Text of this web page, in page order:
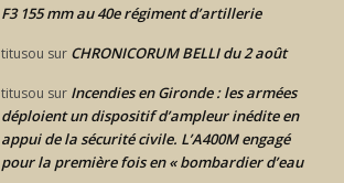
F3 155 mm au 40e régiment d’artillerie
titusou sur CHRONICORUM BELLI du 2 août
titusou sur Incendies en Gironde : les armées
déploient un dispositif d’ampleur inédite en
appui de la sécurité civile. L’A400M engagé
pour la première fois en « bombardier d’eau